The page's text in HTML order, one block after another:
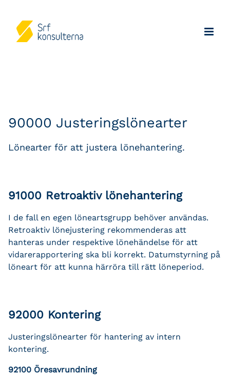
90000 Justeringslönearter
Lönearter för att justera lönehantering.
91000 Retroaktiv lönehantering
I de fall en egen löneartsgrupp behöver användas.
Retroaktiv lönejustering rekommenderas att
hanteras under respektive lönehändelse för att
vidarerapportering ska bli korrekt. Datumstyrning på
löneart för att kunna härröra till rätt löneperiod.
92000 Kontering
Justeringslönearter för hantering av intern
kontering.
92100 Öresavrundning